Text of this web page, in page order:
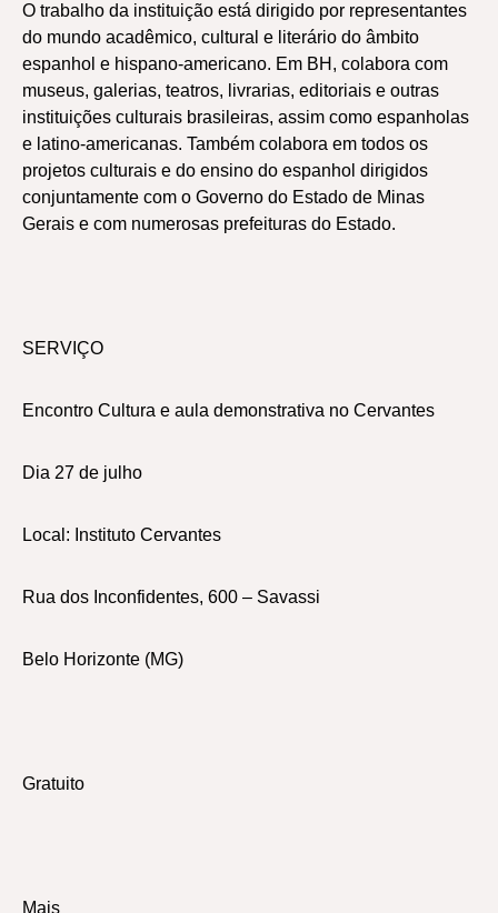
O trabalho da instituição está dirigido por representantes
do mundo acadêmico, cultural e literário do âmbito
espanhol e hispano-americano. Em BH, colabora com
museus, galerias, teatros, livrarias, editoriais e outras
instituições culturais brasileiras, assim como espanholas
e latino-americanas. Também colabora em todos os
projetos culturais e do ensino do espanhol dirigidos
conjuntamente com o Governo do Estado de Minas
Gerais e com numerosas prefeituras do Estado.
SERVIÇO
Encontro Cultura e aula demonstrativa no Cervantes
Dia 27 de julho
Local: Instituto Cervantes
Rua dos Inconfidentes, 600 – Savassi
Belo Horizonte (MG)
Gratuito
Mais